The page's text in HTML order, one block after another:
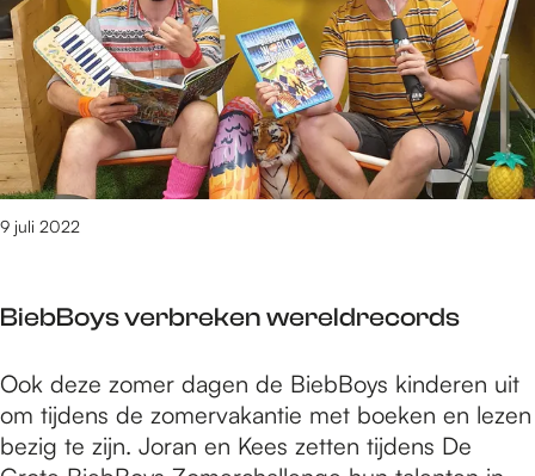
/
m
2
4
5
7
v
3
9
0
r
e
BiebBoys verbreken wereldrecords
9 juli 2022
B
i
e
Ook deze zomer dagen de BiebBoys kinderen uit
om tijdens de zomervakantie met boeken en lezen
bezig te zijn. Joran en Kees zetten tijdens De